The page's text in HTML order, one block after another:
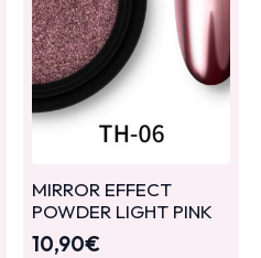
MIRROR EFFECT
POWDER LIGHT PINK
10,90€